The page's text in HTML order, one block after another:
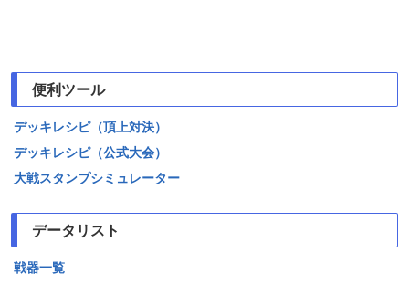
便利ツール
デッキレシピ（頂上対決）
デッキレシピ（公式大会）
大戦スタンプシミュレーター
データリスト
戦器一覧